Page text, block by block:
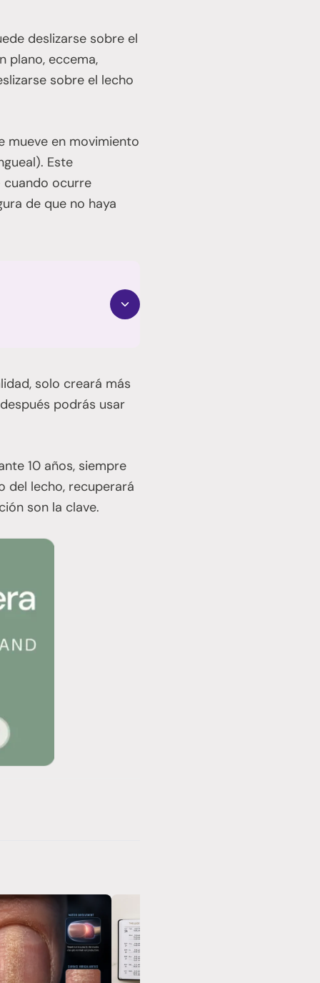
deslizarse sobre el
plano, eccema,
sobre el lecho
mueve en movimiento
Este
ocurre
de que no haya
solo creará más
podrás usar
10 años, siempre
del lecho, recuperará
son la clave.